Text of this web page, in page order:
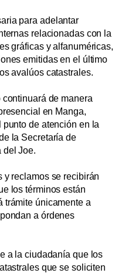
para adelantar
relacionadas con la
gráficas y alfanuméricas,
emitidas en el último
avalúos catastrales.
de manera
en Manga,
de atención en la
la Secretaría de
del Joe.
y reclamos se recibirán
los términos están
trámite únicamente a
a órdenes
a la ciudadanía que los
que se soliciten